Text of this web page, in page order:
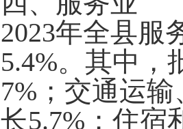
2023年全县服
5.4%。其中，
7%；交通运
长5.7%；住宿